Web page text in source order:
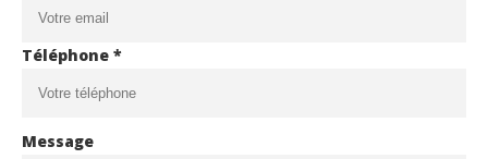
Téléphone *
Message